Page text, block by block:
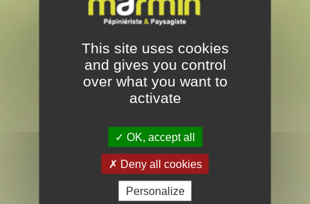
MARMIN
PAYSAGISTE & PEPINÉRISTE
EN VENDÉE
LES ESSARTS
28 rue Armand de Rougé
Les Essarts
85140 – Essarts en Bocage
This site uses cookies
and gives you control
over what you want to
activate
OK, accept all
Deny all cookies
Personalize